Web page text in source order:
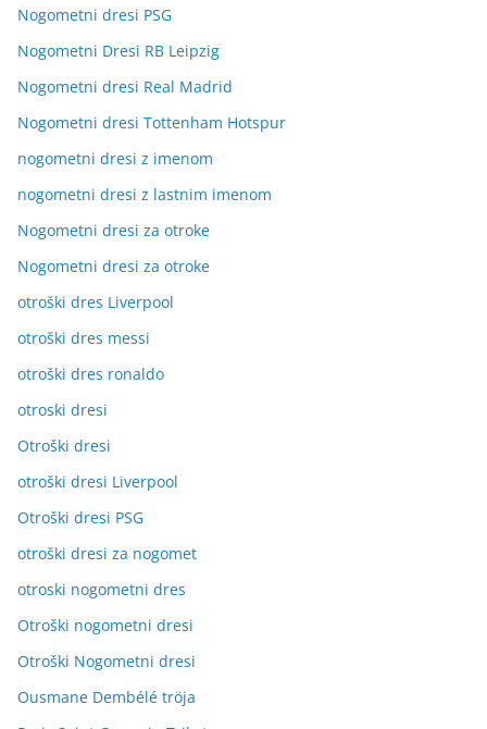
Nogometni dresi PSG
Nogometni Dresi RB Leipzig
Nogometni dresi Real Madrid
Nogometni dresi Tottenham Hotspur
nogometni dresi z imenom
nogometni dresi z lastnim imenom
Nogometni dresi za otroke
Nogometni dresi za otroke
otroški dres Liverpool
otroški dres messi
otroški dres ronaldo
otroski dresi
Otroški dresi
otroški dresi Liverpool
Otroški dresi PSG
otroški dresi za nogomet
otroski nogometni dres
Otroški nogometni dresi
Otroški Nogometni dresi
Ousmane Dembélé tröja